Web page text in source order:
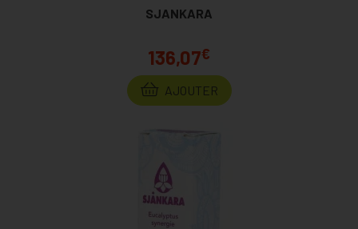
SJANKARA
136,07€
AJOUTER